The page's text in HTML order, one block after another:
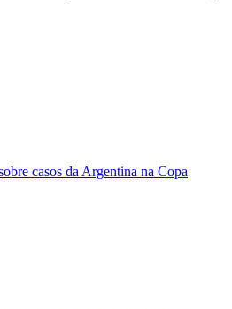
casos da Argentina na Copa